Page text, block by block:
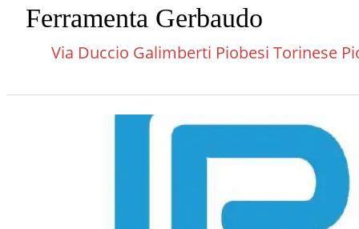
Ferramenta Gerbaudo
Via Duccio Galimberti Piobesi Torinese